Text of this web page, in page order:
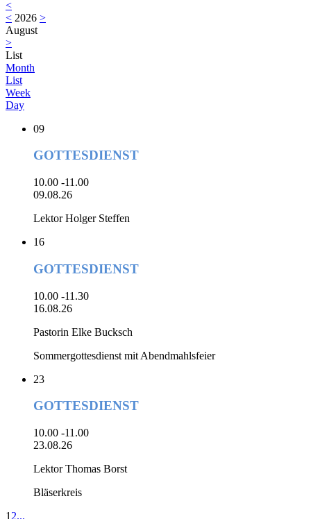
<
< 2026 >
August
>
List
Month
List
Week
Day
09
GOTTESDIENST
10.00 -11.00
09.08.26
Lektor Holger Steffen
16
GOTTESDIENST
10.00 -11.30
16.08.26
Pastorin Elke Bucksch
Sommergottesdienst mit Abendmahlsfeier
23
GOTTESDIENST
10.00 -11.00
23.08.26
Lektor Thomas Borst
Bläserkreis
1 2...